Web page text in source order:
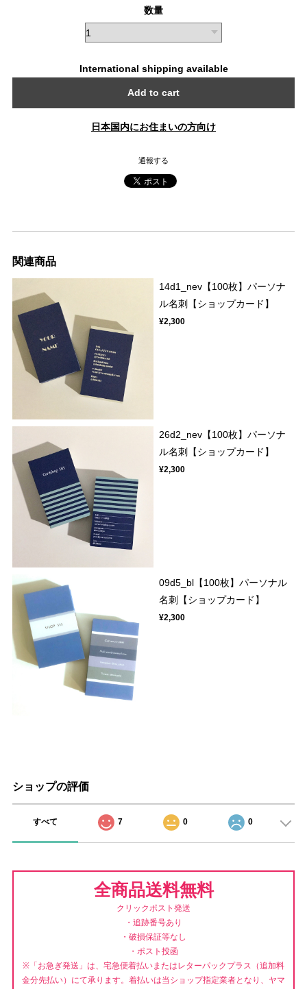
数量
International shipping available
Add to cart
日本国内にお住まいの方向け
通報する
関連商品
14d1_nev【100枚】パーソナ
ル名刺【ショップカード】
¥2,300
26d2_nev【100枚】パーソナ
ル名刺【ショップカード】
¥2,300
09d5_bl【100枚】パーソナル
名刺【ショップカード】
¥2,300
ショップの評価
すべて 7 0 0
全商品送料無料
クリックポスト発送
・追跡番号あり
・破損保証等なし
・ポスト投函
※「お急ぎ発送」は、宅急便着払いまたはレターパックプラス（追加料
金分先払い）にて承ります。着払いは当ショップ指定業者となり、ヤマ